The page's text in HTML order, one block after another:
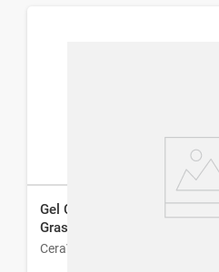
Gel Crema Hidratante
Grasa a Mixta x 52 ml
CeraVe